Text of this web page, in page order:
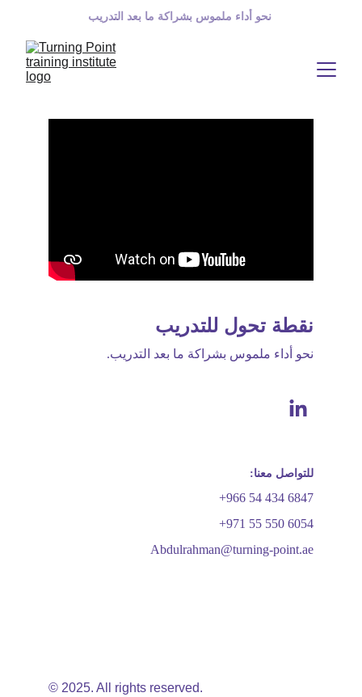
نحو أداء ملموس بشراكة ما بعد التدريب
نقطة تحول للتدريب
نحو أداء ملموس بشراكة ما بعد التدريب.
للتواصل معنا:
+966 54 434 6847
+971 55 550 6054
Abdulrahman@turning-point.ae
© 2025. All rights reserved.